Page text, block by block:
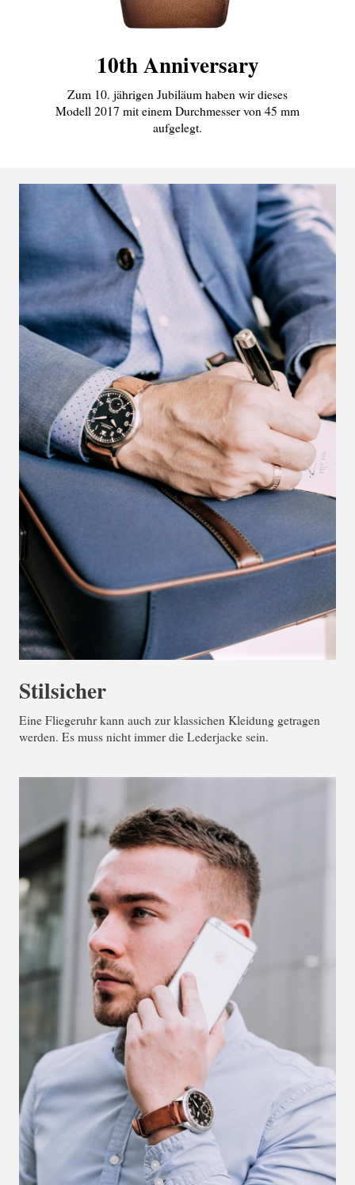
10th Anniversary
Zum 10. jährigen Jubiläum haben wir dieses
Modell 2017 mit einem Durchmesser von 45 mm
aufgelegt.
Stilsicher
Eine Fliegeruhr kann auch zur klassichen Kleidung getragen
werden. Es muss nicht immer die Lederjacke sein.